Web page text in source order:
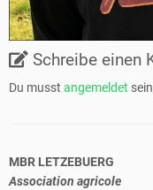
Schreibe einen
Du musst angemeldet
MBR LETZEBUERG
Association agricole